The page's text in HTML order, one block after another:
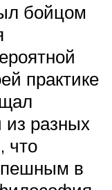
бойцом
практике
из разных
что
в